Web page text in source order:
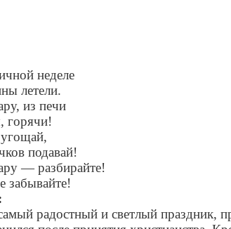
неделе
летели.
из печи
горячи!
подавай!
— разбирайте!
забывайте!
радостный и светлый праздник,